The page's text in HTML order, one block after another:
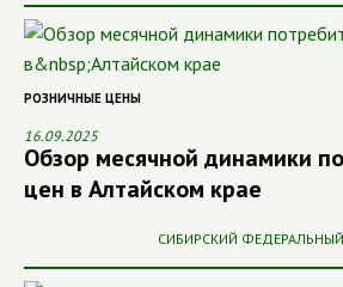
РОЗНИЧНЫЕ ЦЕНЫ
16.09.2025
Обзор месячной динамики
цен в Алтайском крае
СИБИРСКИЙ